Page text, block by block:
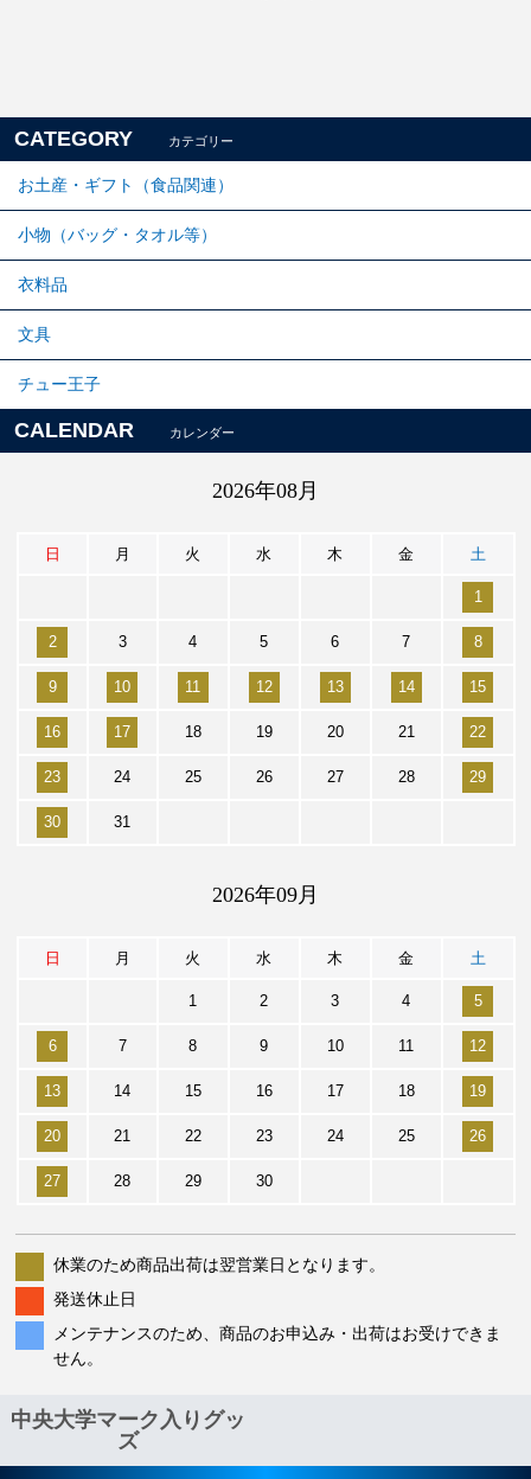
CATEGORY カテゴリー
お土産・ギフト（食品関連）
小物（バッグ・タオル等）
衣料品
文具
チュー王子
CALENDAR カレンダー
2026年08月
日 月 火 水 木 金 土
1
2 3 4 5 6 7 8
9 10 11 12 13 14 15
16 17 18 19 20 21 22
23 24 25 26 27 28 29
30 31
2026年09月
日 月 火 水 木 金 土
1 2 3 4 5
6 7 8 9 10 11 12
13 14 15 16 17 18 19
20 21 22 23 24 25 26
27 28 29 30
休業のため商品出荷は翌営業日となります。
発送休止日
メンテナンスのため、商品のお申込み・出荷はお受けできま
せん。
中央大学マーク入りグッ
ズ